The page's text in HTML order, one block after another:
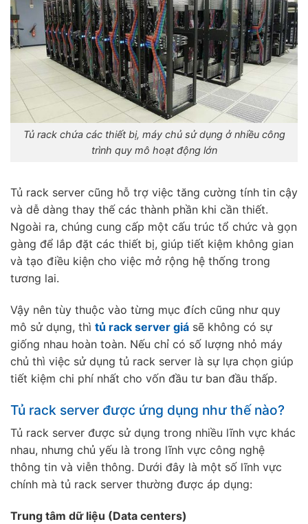
Tủ rack chứa các thiết bị, máy chủ sử dụng ở nhiều công
trình quy mô hoạt động lớn
Tủ rack server cũng hỗ trợ việc tăng cường tính tin cậy
và dễ dàng thay thế các thành phần khi cần thiết.
Ngoài ra, chúng cung cấp một cấu trúc tổ chức và gọn
gàng để lắp đặt các thiết bị, giúp tiết kiệm không gian
và tạo điều kiện cho việc mở rộng hệ thống trong
tương lai.
Vậy nên tùy thuộc vào từng mục đích cũng như quy
mô sử dụng, thì tủ rack server giá sẽ không có sự
giống nhau hoàn toàn. Nếu chỉ có số lượng nhỏ máy
chủ thì việc sử dụng tủ rack server là sự lựa chọn giúp
tiết kiệm chi phí nhất cho vốn đầu tư ban đầu thấp.
Tủ rack server được ứng dụng như thế nào?
Tủ rack server được sử dụng trong nhiều lĩnh vực khác
nhau, nhưng chủ yếu là trong lĩnh vực công nghệ
thông tin và viễn thông. Dưới đây là một số lĩnh vực
chính mà tủ rack server thường được áp dụng:
Trung tâm dữ liệu (Data centers)